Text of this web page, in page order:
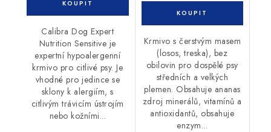
Calibra Dog Expert
Nutrition Sensitive je
expertní hypoalergenní
krmivo pro citlivé psy. Je
vhodné pro jedince se
sklony k alergiím, s
citlivým trávicím ústrojím
nebo kožními...
Krmivo s čerstvým masem
(losos, treska), bez
obilovin pro dospělé psy
středních a velkých
plemen. Obsahuje ananas
zdroj minerálů, vitamínů a
antioxidantů, obsahuje
enzym...